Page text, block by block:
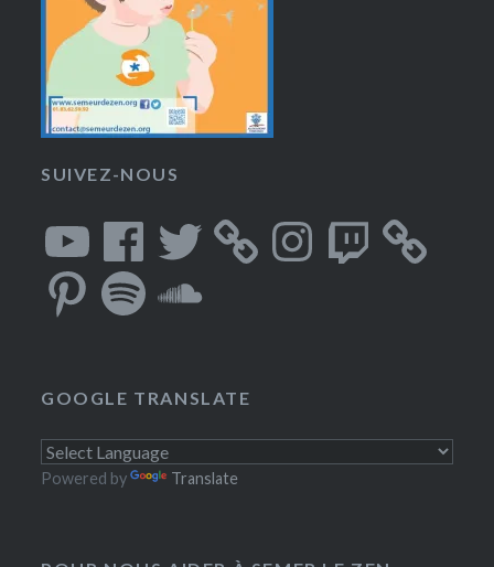
SUIVEZ-NOUS
YouTubeFacebook Twitter InstagramTwitch
PinterestSpotify
GOOGLE TRANSLATE
Powered by Translate